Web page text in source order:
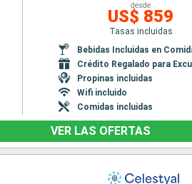
desde
US$ 859
Tasas incluidas
Bebidas Incluidas en
Crédito Regalado para
Propinas incluidas
Wifi incluido
Comidas incluidas
VER LAS OFERTAS